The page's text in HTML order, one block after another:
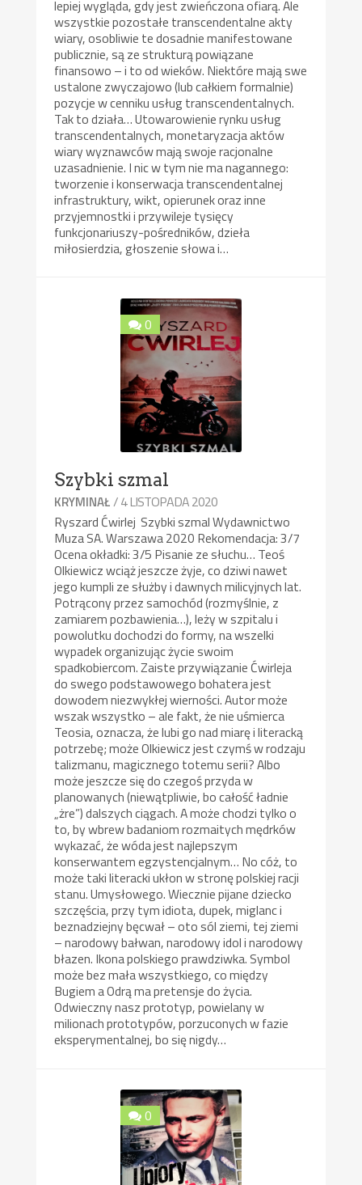
lepiej wygląda, gdy jest zwieńczona ofiarą. Ale
wszystkie pozostałe transcendentalne akty
wiary, osobliwie te dosadnie manifestowane
publicznie, są ze strukturą powiązane
finansowo – i to od wieków. Niektóre mają swe
ustalone zwyczajowo (lub całkiem formalnie)
pozycje w cenniku usług transcendentalnych.
Tak to działa… Utowarowienie rynku usług
transcendentalnych, monetaryzacja aktów
wiary wyznawców mają swoje racjonalne
uzasadnienie. I nic w tym nie ma nagannego:
tworzenie i konserwacja transcendentalnej
infrastruktury, wikt, opierunek oraz inne
przyjemnostki i przywileje tysięcy
funkcjonariuszy-pośredników, dzieła
miłosierdzia, głoszenie słowa i…
0
Szybki szmal
KRYMINAŁ/ 4 LISTOPADA 2020
Ryszard Ćwirlej Szybki szmal Wydawnictwo
Muza SA. Warszawa 2020 Rekomendacja: 3/7
Ocena okładki: 3/5 Pisanie ze słuchu… Teoś
Olkiewicz wciąż jeszcze żyje, co dziwi nawet
jego kumpli ze służby i dawnych milicyjnych lat.
Potrącony przez samochód (rozmyślnie, z
zamiarem pozbawienia…), leży w szpitalu i
powolutku dochodzi do formy, na wszelki
wypadek organizując życie swoim
spadkobiercom. Zaiste przywiązanie Ćwirleja
do swego podstawowego bohatera jest
dowodem niezwykłej wierności. Autor może
wszak wszystko – ale fakt, że nie uśmierca
Teosia, oznacza, że lubi go nad miarę i literacką
potrzebę; może Olkiewicz jest czymś w rodzaju
talizmanu, magicznego totemu serii? Albo
może jeszcze się do czegoś przyda w
planowanych (niewątpliwie, bo całość ładnie
„żre”) dalszych ciągach. A może chodzi tylko o
to, by wbrew badaniom rozmaitych mędrków
wykazać, że wóda jest najlepszym
konserwantem egzystencjalnym… No cóż, to
może taki literacki ukłon w stronę polskiej racji
stanu. Umysłowego. Wiecznie pijane dziecko
szczęścia, przy tym idiota, dupek, miglanc i
beznadziejny bęcwał – oto sól ziemi, tej ziemi
– narodowy bałwan, narodowy idol i narodowy
błazen. Ikona polskiego prawdziwka. Symbol
może bez mała wszystkiego, co między
Bugiem a Odrą ma pretensje do życia.
Odwieczny nasz prototyp, powielany w
milionach prototypów, porzuconych w fazie
eksperymentalnej, bo się nigdy…
0